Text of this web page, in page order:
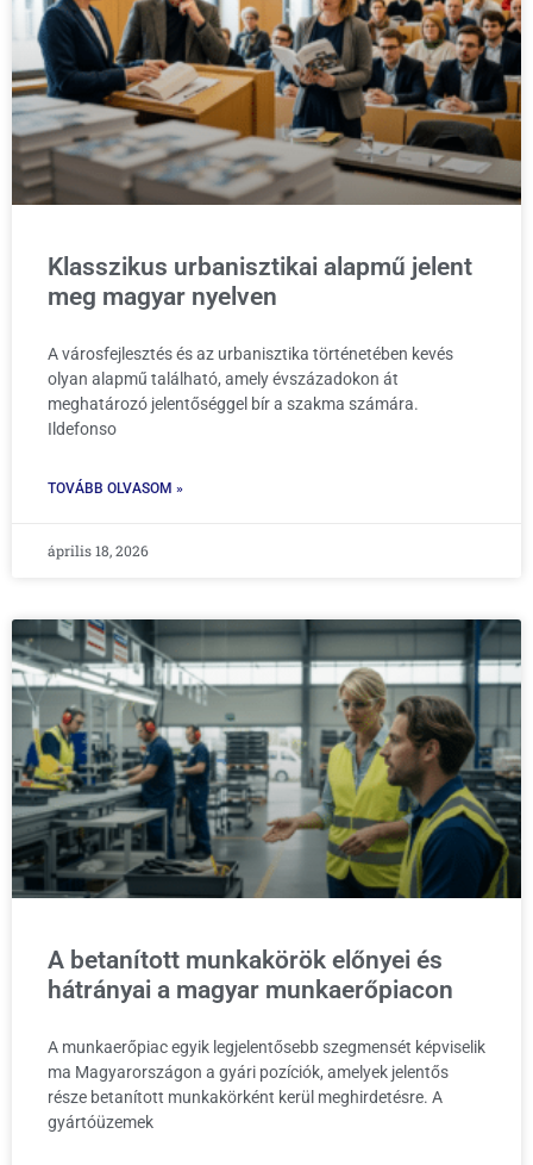
Klasszikus urbanisztikai alapmű jelent
meg magyar nyelven
A városfejlesztés és az urbanisztika történetében kevés
olyan alapmű található, amely évszázadokon át
meghatározó jelentőséggel bír a szakma számára.
Ildefonso
TOVÁBB OLVASOM »
április 18, 2026
A betanított munkakörök előnyei és
hátrányai a magyar munkaerőpiacon
A munkaerőpiac egyik legjelentősebb szegmensét képviselik
ma Magyarországon a gyári pozíciók, amelyek jelentős
része betanított munkakörként kerül meghirdetésre. A
gyártóüzemek